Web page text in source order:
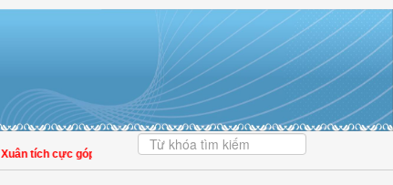
tích cực góp phần nâng cao tỷ lệ người dân tham gia bảo hiểm y tế